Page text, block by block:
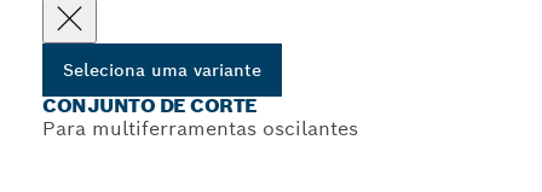
Seleciona uma variante
CONJUNTO DE CORTE
Para multiferramentas oscilantes